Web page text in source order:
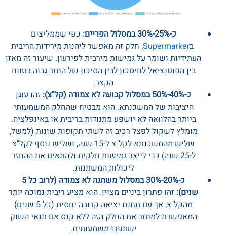
כ-25%-30% במסלול הפריים:
כפי שממליצים
בSupermarker, חלק זה מאפשר ליהנות מירידות הריבית
העתידיות ושומר על גמישות מירבית לפירעון. שיעור זה מאזן
בין הפוטנציאל לחיסכון לבין הסיכון של החזר גבוה בטווח
הקצר.
כ-40%-50% במסלול קבועה לא צמודה (קל"צ):
זהו עוגן
היציבות של המשכנתא. הוא מבטיח שהחלק המשמעותי
ביותר בהלוואה לא יושפע מתנודות בריבית או באינפלציה.
מומלץ לשקול לפצל רכיב זה לשתי תקופות שונות (למשל,
שליש מהמשכנתא לקל"צ ל-15 שנה, ושליש נוסף לקל"צ
ל-25 שנה) כדי לייצר גמישות חלקית ולהתאים את ההחזר
ליכולות המשתנות.
כ-20%-30% במסלול משתנה לא צמודה (לרוב כל 5
שנים): זהו פתרון ביניים מצוין. הוא מציע ריבית נמוכה יותר
מהקל"צ, אך עם תחנת יציאה קרובה יחסית (כל 5 שנים)
המאפשרת למחזר את החלק הזה ללא קנס אם תנאי השוק
ישתפרו משמעותית.